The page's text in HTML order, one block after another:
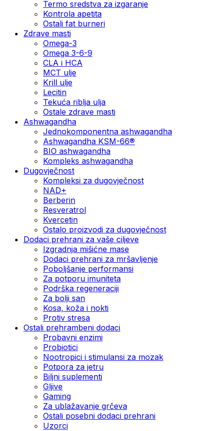
Termo sredstva za izgaranje
Kontrola apetita
Ostali fat burneri
Zdrave masti
Omega-3
Omega 3-6-9
CLA i HCA
MCT ulje
Krill ulje
Lecitin
Tekuća riblja ulja
Ostale zdrave masti
Ashwagandha
Jednokomponentna ashwagandha
Ashwagandha KSM-66®
BIO ashwagandha
Kompleks ashwagandha
Dugovječnost
Kompleksi za dugovječnost
NAD+
Berberin
Resveratrol
Kvercetin
Ostalo proizvodi za dugovječnost
Dodaci prehrani za vaše ciljeve
Izgradnja mišićne mase
Dodaci prehrani za mršavljenje
Poboljšanje performansi
Za potporu imuniteta
Podrška regeneraciji
Za bolji san
Kosa, koža i nokti
Protiv stresa
Ostali prehrambeni dodaci
Probavni enzimi
Probiotici
Nootropici i stimulansi za mozak
Potpora za jetru
Biljni suplementi
Gljive
Gaming
Za ublažavanje grčeva
Ostali posebni dodaci prehrani
Uzorci